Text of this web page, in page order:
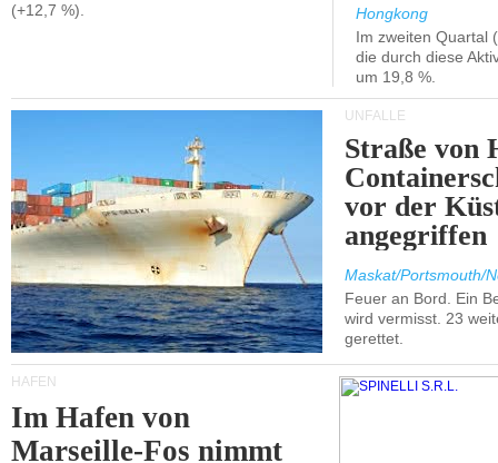
(+12,7 %).
Hongkong
Im zweiten Quartal
die durch diese
um 19,8 %.
UNFÄLLE
Straße von
vor der
angegriffen
Maskat/Portsmouth/
Feuer an Bord. Ein
wird vermisst. 23
gerettet.
HÄFEN
Im Hafen von
Marseille-Fos nimmt